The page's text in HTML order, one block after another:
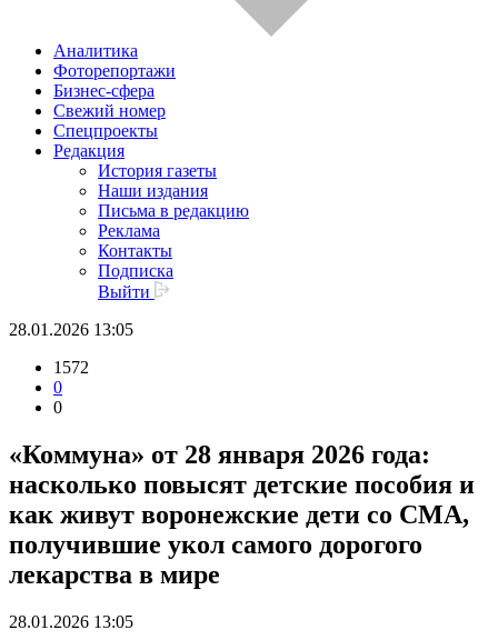
Аналитика
Фоторепортажи
Бизнес-сфера
Свежий номер
Спецпроекты
Редакция
История газеты
Наши издания
Письма в редакцию
Реклама
Контакты
Подписка
Выйти
28.01.2026 13:05
1572
0
0
«Коммуна» от 28 января 2026 года:
насколько повысят детские пособия и
как живут воронежские дети со СМА,
получившие укол самого дорогого
лекарства в мире
28.01.2026 13:05